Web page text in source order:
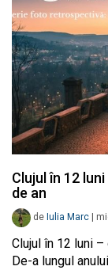
Clujul în 12
de an
de Iulia Marc
Clujul în 12 luni
De-a lungul